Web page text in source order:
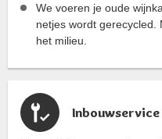
We voeren je oude
netjes wordt gerecycled.
het milieu.
Inbouwservice